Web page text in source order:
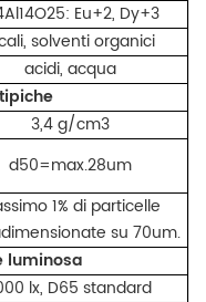
Eu+2, Dy+3
solventi organici
acidi, acqua
3,4 g/cm3
d50=max.28um
1% di particelle
su 70um.
luminosa
lx, D65 standard